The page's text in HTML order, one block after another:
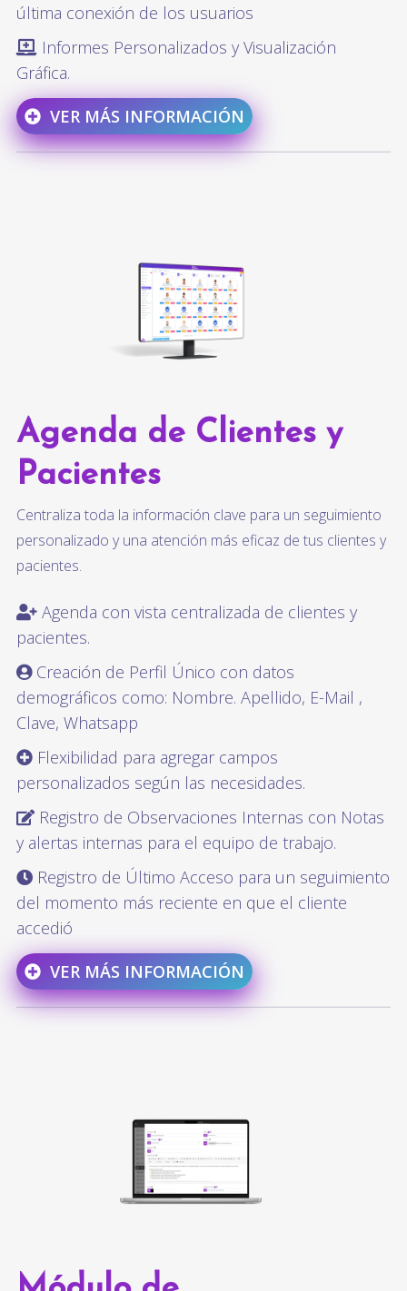
última conexión de los usuarios
Informes Personalizados y Visualización
Gráfica.
VER MÁS INFORMACIÓN
Agenda de Clientes y
Pacientes
Centraliza toda la información clave para un seguimiento
personalizado y una atención más eficaz de tus clientes y
pacientes.
Agenda con vista centralizada de clientes y
pacientes.
Creación de Perfil Único con datos
demográficos como: Nombre. Apellido, E-Mail ,
Clave, Whatsapp
Flexibilidad para agregar campos
personalizados según las necesidades.
Registro de Observaciones Internas con Notas
y alertas internas para el equipo de trabajo.
Registro de Último Acceso para un seguimiento
del momento más reciente en que el cliente
accedió
VER MÁS INFORMACIÓN